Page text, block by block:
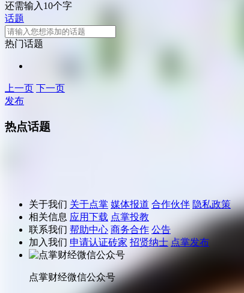
还需输入10个字
话题
热门话题
上一页 下一页
发布
热点话题
关于我们 关于点掌 媒体报道 合作伙伴 隐私政策
相关信息 应用下载 点掌投教
联系我们 帮助中心 商务合作 公告
加入我们 申请认证砖家 招贤纳士 点掌发布
点掌财经微信公众号